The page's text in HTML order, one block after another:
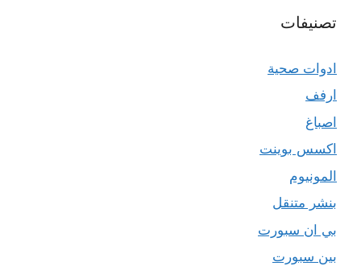
تصنيفات
ادوات صحية
ارفف
اصباغ
اكسس بوينت
المونيوم
بنشر متنقل
بي ان سبورت
بين سبورت